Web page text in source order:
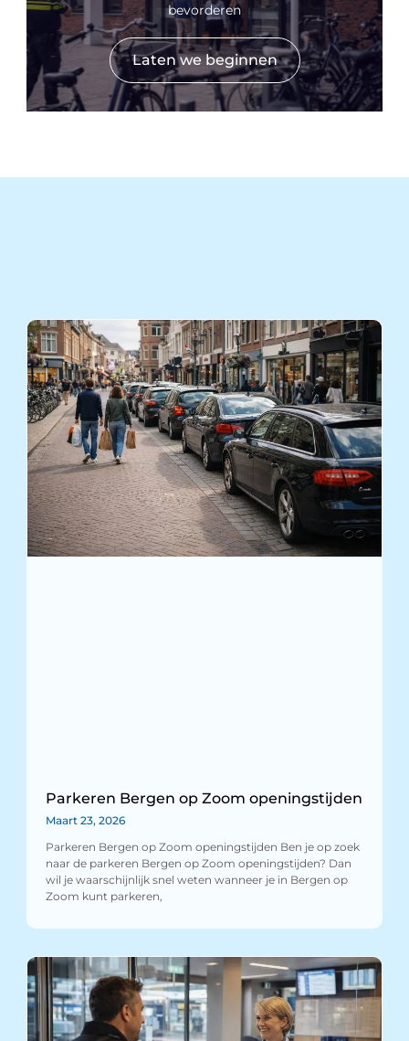
bevorderen
Laten we beginnen
Parkeren Bergen op Zoom openingstijden
Maart 23, 2026
Parkeren Bergen op Zoom openingstijden Ben je op zoek
naar de parkeren Bergen op Zoom openingstijden? Dan
wil je waarschijnlijk snel weten wanneer je in Bergen op
Zoom kunt parkeren,